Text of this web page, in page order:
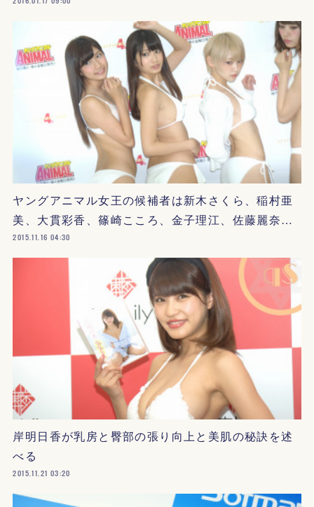
ヤングアニマル女王の候補者は新木さくら、稲村亜
美、大貫彩香、篠崎こころ、金子理江、佐藤麗奈…
2015.11.16 04:30
岸明日香が乳房と臀部の張り向上と美肌の秘訣を述
べる
2015.11.21 03:20